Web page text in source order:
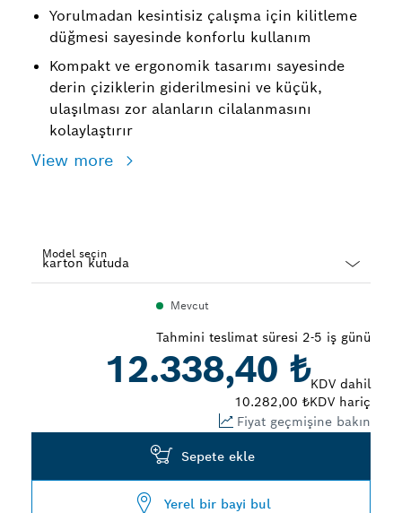
Yorulmadan kesintisiz çalışma için kilitleme
düğmesi sayesinde konforlu kullanım
Kompakt ve ergonomik tasarımı sayesinde
derin çiziklerin giderilmesini ve küçük,
ulaşılması zor alanların cilalanmasını
kolaylaştırır
View more
Model seçin
Mevcut
Tahmini teslimat süresi 2-5 iş günü
12.338,40 ₺KDV dahil
10.282,00 ₺KDV hariç
Fiyat geçmişine bakın
Sepete ekle
Yerel bir bayi bul